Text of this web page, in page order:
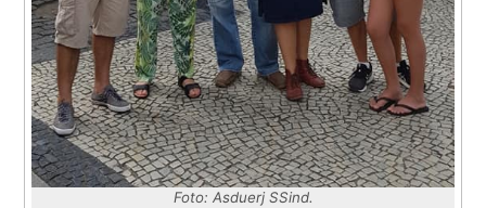
Foto: Asduerj SSind.